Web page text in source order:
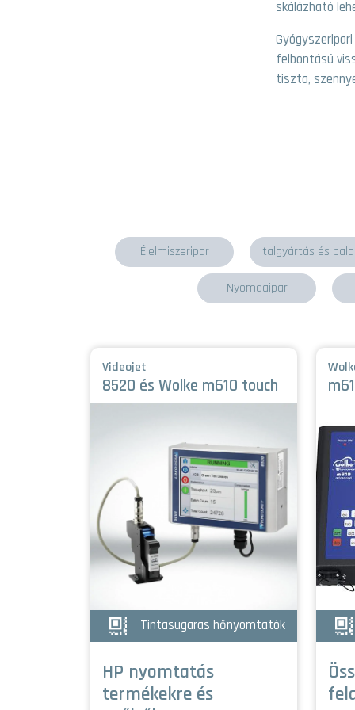
skálázható
felbontású
tiszta,
Élelmiszeripar Italgyártás és
Nyomdaipar
Videojet
8520 és Wolke m610 touch
Tintasugaras hőnyomtatók
HP nyomtatás
termékekre és